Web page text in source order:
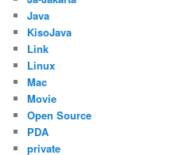
Java
KisoJava
Link
Linux
Mac
Movie
Open Source
PDA
private